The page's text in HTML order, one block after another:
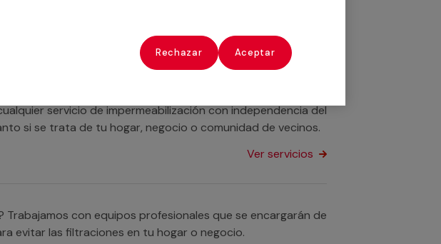
servicio de impermeabilización con independencia del
si se trata de tu hogar, negocio o comunidad de vecinos.
Ver servicios
con equipos profesionales que se encargarán de
evitar las filtraciones en tu hogar o negocio.
Rechazar Aceptar